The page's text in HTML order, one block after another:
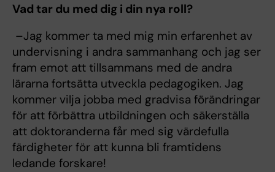
Vad tar du med dig i din nya roll?
–Jag kommer ta med mig min erfarenhet av
undervisning i andra sammanhang och jag ser
fram emot att tillsammans med de andra
lärarna fortsätta utveckla pedagogiken. Jag
kommer vilja jobba med gradvisa förändringar
för att förbättra utbildningen och säkerställa
att doktoranderna får med sig värdefulla
färdigheter för att kunna bli framtidens
ledande forskare!